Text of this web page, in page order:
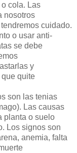
cola. Las
nosotros
cuidado.
o usar anti-
se debe
y
quite
son las tenias
Las causas
planta o suelo
Los signos son
anemia, falta